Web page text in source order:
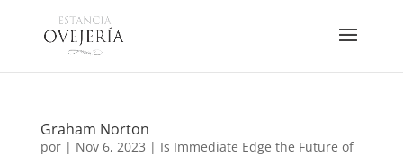
Graham Norton
por | Nov 6, 2023 | Is Immediate Edge the Future of